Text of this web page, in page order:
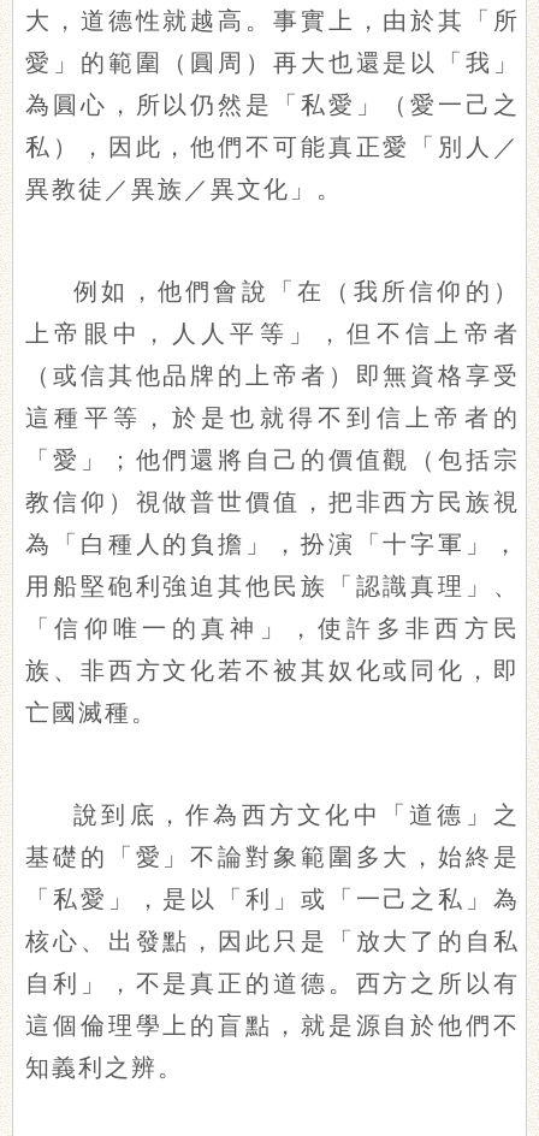
大，道德性就越高。事實上，由於其「所
愛」的範圍（圓周）再大也還是以「我」
為圓心，所以仍然是「私愛」（愛一己之
私），因此，他們不可能真正愛「別人／
異教徒／異族／異文化」。
例如，他們會說「在（我所信仰的）
上帝眼中，人人平等」，但不信上帝者
（或信其他品牌的上帝者）即無資格享受
這種平等，於是也就得不到信上帝者的
「愛」；他們還將自己的價值觀（包括宗
教信仰）視做普世價值，把非西方民族視
為「白種人的負擔」，扮演「十字軍」，
用船堅砲利強迫其他民族「認識真理」、
「信仰唯一的真神」，使許多非西方民
族、非西方文化若不被其奴化或同化，即
亡國滅種。
說到底，作為西方文化中「道德」之
基礎的「愛」不論對象範圍多大，始終是
「私愛」，是以「利」或「一己之私」為
核心、出發點，因此只是「放大了的自私
自利」，不是真正的道德。西方之所以有
這個倫理學上的盲點，就是源自於他們不
知義利之辨。